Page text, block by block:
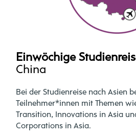
Einwöchige
China
Bei der Studienreise nach Asien
Teilnehmer*innen mit Themen
Transition, Innovations in Asia
Corporations in Asia.